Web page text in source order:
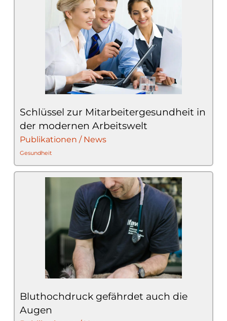
Schlüssel zur Mitarbeitergesundheit in
der modernen Arbeitswelt
Publikationen / News
Gesundheit
Bluthochdruck gefährdet auch die
Augen